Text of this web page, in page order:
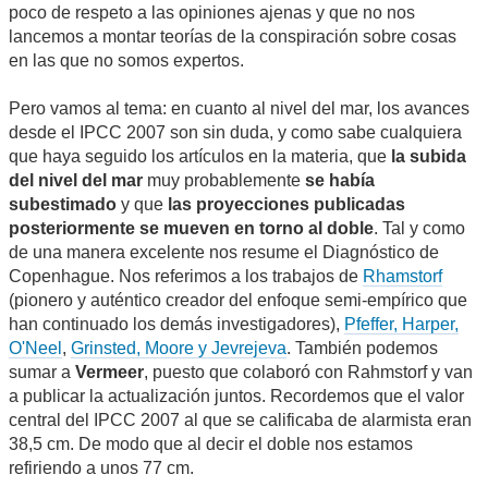
poco de respeto a las opiniones ajenas y que no nos
lancemos a montar teorías de la conspiración sobre cosas
en las que no somos expertos.
Pero vamos al tema: en cuanto al nivel del mar, los avances
desde el IPCC 2007 son sin duda, y como sabe cualquiera
que haya seguido los artículos en la materia, que la subida
del nivel del mar muy probablemente se había
subestimado y que las proyecciones publicadas
posteriormente se mueven en torno al doble. Tal y como
de una manera excelente nos resume el Diagnóstico de
Copenhague. Nos referimos a los trabajos de Rhamstorf
(pionero y auténtico creador del enfoque semi-empírico que
han continuado los demás investigadores), Pfeffer, Harper,
O'Neel , Grinsted, Moore y Jevrejeva. También podemos
sumar a Vermeer, puesto que colaboró con Rahmstorf y van
a publicar la actualización juntos. Recordemos que el valor
central del IPCC 2007 al que se calificaba de alarmista eran
38,5 cm. De modo que al decir el doble nos estamos
refiriendo a unos 77 cm.